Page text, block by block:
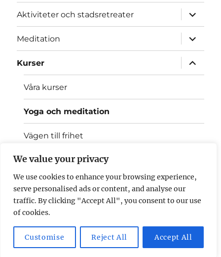
We value your privacy
We use cookies to enhance your browsing experience,
serve personalised ads or content, and analyse our
traffic. By clicking "Accept All", you consent to our use
of cookies.
Customise Reject All Accept All
Aktiviteter och stadsretreater
Meditation
Kurser
Våra kurser
Yoga och meditation
Vägen till frihet
Mitra
Kontakt
Triratna Linköping Drivs med WordPress